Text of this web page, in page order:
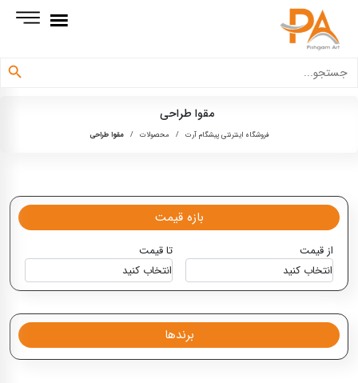
برای:
دکمه جستجو
مقوا طراحی
فروشگاه اینترنتی پیشگام آرت / محصولات / مقوا طراحی
بازه قیمت
از قیمت تا قیمت
برندها